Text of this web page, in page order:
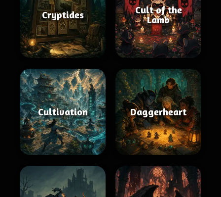
Cryptides
Cult of the
Lamb
Cultivation Daggerheart